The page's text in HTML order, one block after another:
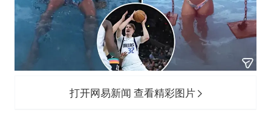
构建更高水平的全民健身公共服务体系
打开网易新闻 查看精彩图片